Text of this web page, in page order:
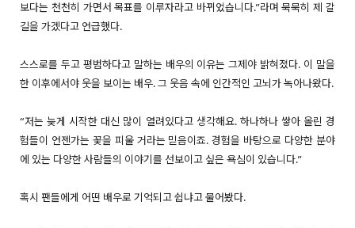
보다는 천천히 가면서 목표를 이루자라고 바뀌었습니다.”라며 묵묵히 제 갈
길을 가겠다고 언급했다.
스스로를 두고 평범하다고 말하는 배우의 이유는 그제야 밝혀졌다. 이 말을
한 이후에서야 웃을 보이는 배우. 그 웃음 속에 인간적인 고뇌가 녹아나왔다.
“저는 늦게 시작한 대신 많이 열려있다고 생각해요. 하나하나 쌓아 올린 경
험들이 언젠가는 꽃을 피울 거라는 믿음이죠. 경험을 바탕으로 다양한 분야
에 있는 다양한 사람들의 이야기를 선보이고 싶은 욕심이 있습니다.”
혹시 팬들에게 어떤 배우로 기억되고 쉽냐고 물어봤다.